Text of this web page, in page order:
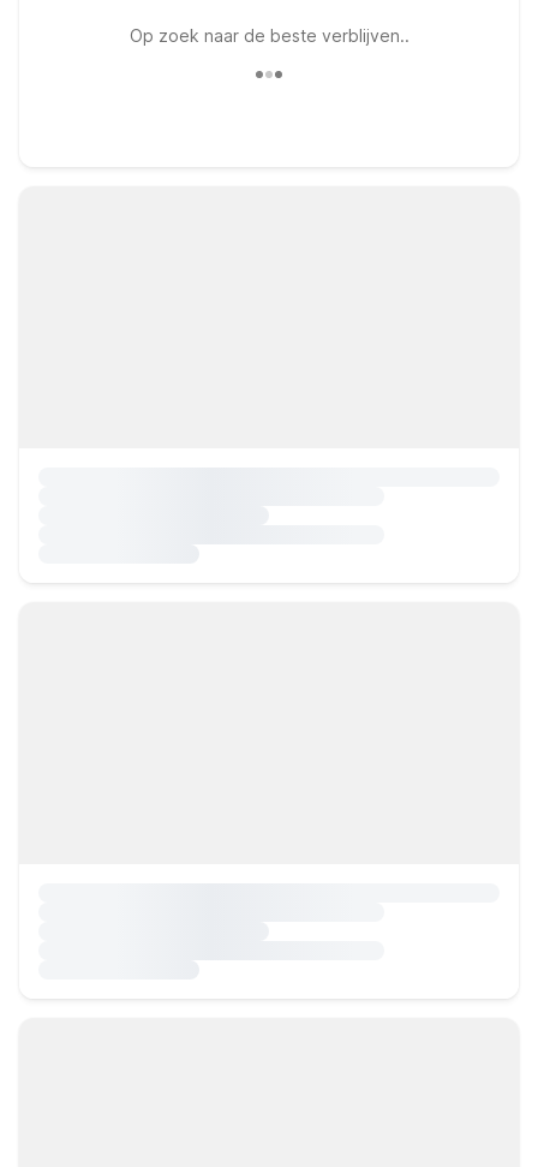
Op zoek naar de beste verblijven..